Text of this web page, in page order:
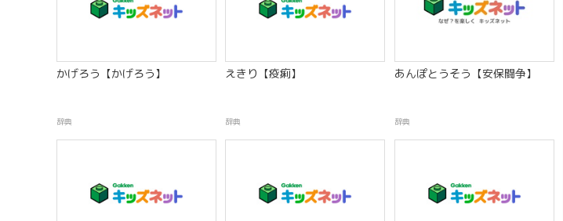
かげろう【かげろう】
辞典
えきり【疫痢】
辞典
あんぽとうそう【安保闘争】
辞典